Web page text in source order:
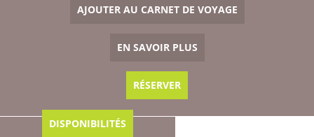
AJOUTER AU CARNET DE VOYAGE
EN SAVOIR PLUS
RÉSERVER
DISPONIBILITÉS